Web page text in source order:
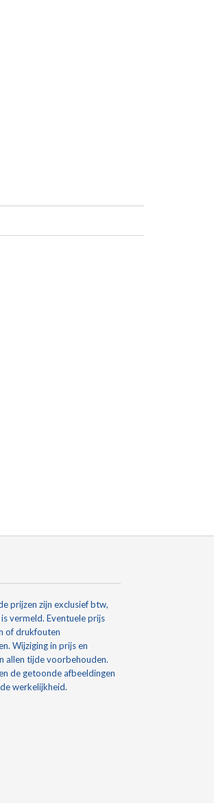
prijzen zijn exclusief btw,
vermeld. Eventuele prijs
of drukfouten
Wijziging in prijs en
allen tijde voorbehouden.
de getoonde afbeeldingen
werkelijkheid.